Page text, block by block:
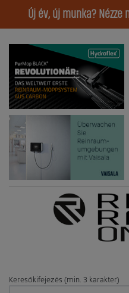
Új év, új munka?
Keresőkifejezés (min. 3 karakter)